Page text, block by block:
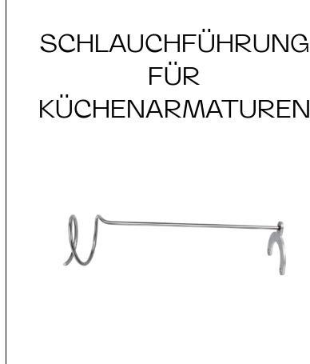
SCHLAUCHFÜHRUNG
FÜR
KÜCHENARMATUREN